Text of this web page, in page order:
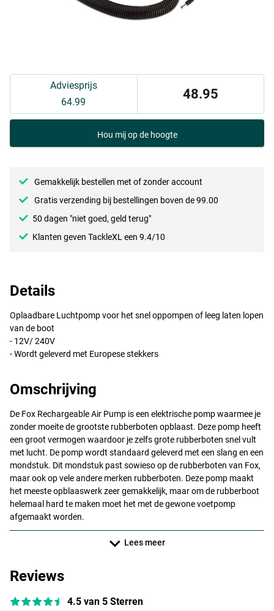
Adviesprijs
64.99
48.95
Hou mij op de hoogte
Gemakkelijk bestellen met of zonder account
Gratis verzending bij bestellingen boven de 99.00
50 dagen "niet goed, geld terug"
Klanten geven TackleXL een 9.4/10
Details
Oplaadbare Luchtpomp voor het snel oppompen of leeg laten lopen
van de boot
- 12V/ 240V
- Wordt geleverd met Europese stekkers
Omschrijving
De Fox Rechargeable Air Pump is een elektrische pomp waarmee je
zonder moeite de grootste rubberboten opblaast. Deze pomp heeft
een groot vermogen waardoor je zelfs grote rubberboten snel vult
met lucht. De pomp wordt standaard geleverd met een slang en een
mondstuk. Dit mondstuk past sowieso op de rubberboten van Fox,
maar ook op vele andere merken rubberboten. Deze pomp maakt
het meeste opblaaswerk zeer gemakkelijk, maar om de rubberboot
helemaal hard te maken moet het met de gewone voetpomp
afgemaakt worden.
Lees meer
Reviews
4.5 van 5 Sterren